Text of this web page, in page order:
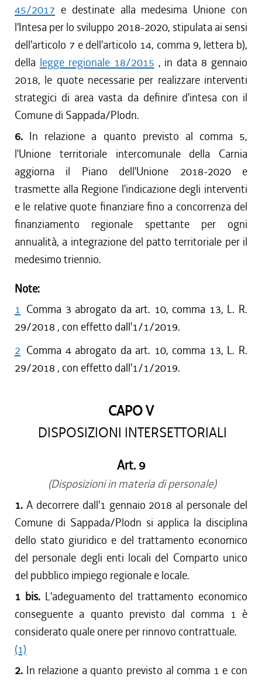
45/2017 e destinate alla medesima Unione con
l'Intesa per lo sviluppo 2018-2020, stipulata ai sensi
dell'articolo 7 e dell'articolo 14, comma 9, lettera b),
della legge regionale 18/2015 , in data 8 gennaio
2018, le quote necessarie per realizzare interventi
strategici di area vasta da definire d'intesa con il
Comune di Sappada/Plodn.
6. In relazione a quanto previsto al comma 5,
l'Unione territoriale intercomunale della Carnia
aggiorna il Piano dell'Unione 2018-2020 e
trasmette alla Regione l'indicazione degli interventi
e le relative quote finanziare fino a concorrenza del
finanziamento regionale spettante per ogni
annualità, a integrazione del patto territoriale per il
medesimo triennio.
Note:
1 Comma 3 abrogato da art. 10, comma 13, L. R.
29/2018 , con effetto dall'1/1/2019.
2 Comma 4 abrogato da art. 10, comma 13, L. R.
29/2018 , con effetto dall'1/1/2019.
CAPO V
DISPOSIZIONI INTERSETTORIALI
Art. 9
(Disposizioni in materia di personale)
1. A decorrere dall'1 gennaio 2018 al personale del
Comune di Sappada/Plodn si applica la disciplina
dello stato giuridico e del trattamento economico
del personale degli enti locali del Comparto unico
del pubblico impiego regionale e locale.
1 bis. L'adeguamento del trattamento economico
conseguente a quanto previsto dal comma 1 è
considerato quale onere per rinnovo contrattuale.
(1)
2. In relazione a quanto previsto al comma 1 e con